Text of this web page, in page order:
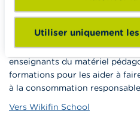
Utiliser uniquement
Wikifin School met
enseignants du matériel
formations pour les aider à
à la consommation
Vers Wikifin School